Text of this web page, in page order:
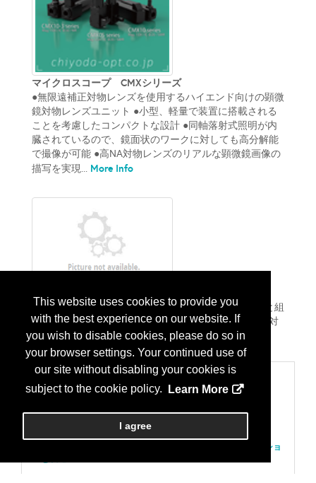
This website uses cookies to provide you
with the best experience on our website. If
you wish to disable cookies, please do so in
your browser settings. Your continued use of
our site without disabling your cookies is
subject to the cookie policy.
Learn More
I agree
マイクロスコープ CMXシリーズ
●無限遠補正対物レンズを使用するハイエンド向けの顕微
鏡対物レンズユニット ●小型、軽量で装置に搭載される
ことを考慮したコンパクトな設計 ●同軸落射式照明が内
臓されているので、鏡面状のワークに対しても高分解能
で撮像が可能 ●高NA対物レンズのリアルな顕微鏡画像の
描写を実現... More Info
●無限遠補正光学系の為、マイクロスコープユニットと組
み合わせて使用することで様々なアプリケーションに対
応。 ...More Info
顕微鏡：光学顕微鏡
701 製造サービス、またはコンサルテング
装置；ハードウェア、プロダクトデザイン、インテグレーショ